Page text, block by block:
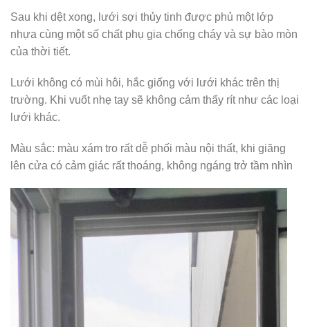
Sau khi dệt xong, lưới sợi thủy tinh được phủ một lớp
nhựa cùng một số chất phụ gia chống cháy và sự bào mòn
của thời tiết.
Lưới không có mùi hôi, hắc giống với lưới khác trên thị
trường. Khi vuốt nhẹ tay sẽ không cảm thấy rít như các loại
lưới khác.
Màu sắc: màu xám tro rất dễ phối màu nội thất, khi giăng
lên cửa có cảm giác rất thoáng, không ngáng trở tầm nhìn